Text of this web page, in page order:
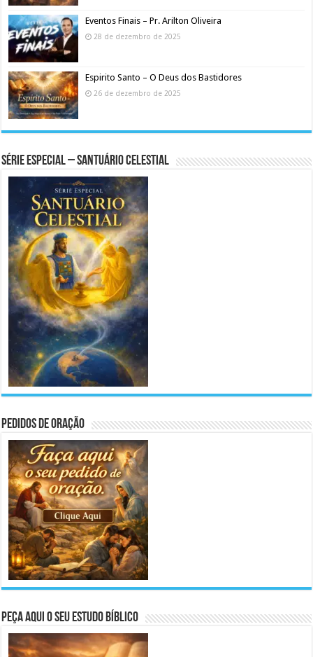
Eventos Finais – Pr. Arilton Oliveira
28 de dezembro de 2025
Espirito Santo – O Deus dos Bastidores
26 de dezembro de 2025
Série Especial – Santuário Celestial
Pedidos de Oração
Peça aqui o seu Estudo Bíblico